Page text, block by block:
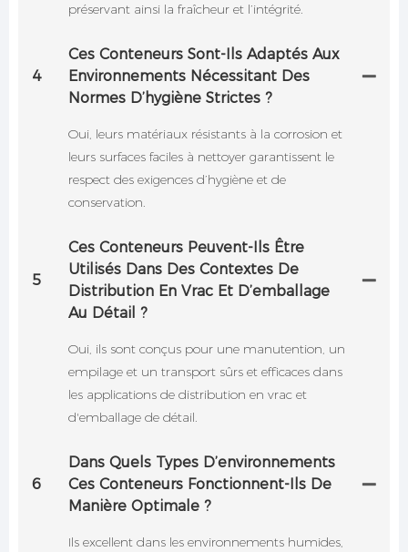
préservant ainsi la fraîcheur et l’intégrité.
4
Ces Conteneurs Sont-Ils Adaptés Aux
Environnements Nécessitant Des
Normes D’hygiène Strictes ?
Oui, leurs matériaux résistants à la corrosion et
leurs surfaces faciles à nettoyer garantissent le
respect des exigences d’hygiène et de
conservation.
5
Ces Conteneurs Peuvent-Ils Être
Utilisés Dans Des Contextes De
Distribution En Vrac Et D’emballage
Au Détail ?
Oui, ils sont conçus pour une manutention, un
empilage et un transport sûrs et efficaces dans
les applications de distribution en vrac et
d'emballage de détail.
6
Dans Quels Types D’environnements
Ces Conteneurs Fonctionnent-Ils De
Manière Optimale ?
Ils excellent dans les environnements humides,